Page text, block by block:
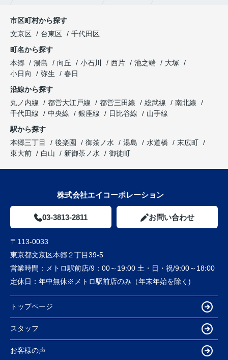
市区町村から探す
文京区
台東区
千代田区
町名から探す
本郷
湯島 向丘 小石川 西片 池之端
大塚
小日向
弥生
春日
沿線から探す
丸ノ内線
都営大江戸線 都営三田線 総武線
南北線
千代田線
中央線 銀座線 日比谷線
山手線
駅から探す
本郷三丁目
後楽園 御茶ノ水 湯島 水道橋
末広町
東大前
白山 新御茶ノ水 御徒町
株式会社エイコーポレーション
03-3813-2811 お問い合わせ
〒113-0033
東京都文京区本郷２丁目39-5
営業時間：
メトロ駅前店/9：00～19:00 土・日・祝/9:00～18:00
定休日： 年中無休※メトロ駅前店のみ（年末年始を除く)
トップページ
スタッフ
お客様の声